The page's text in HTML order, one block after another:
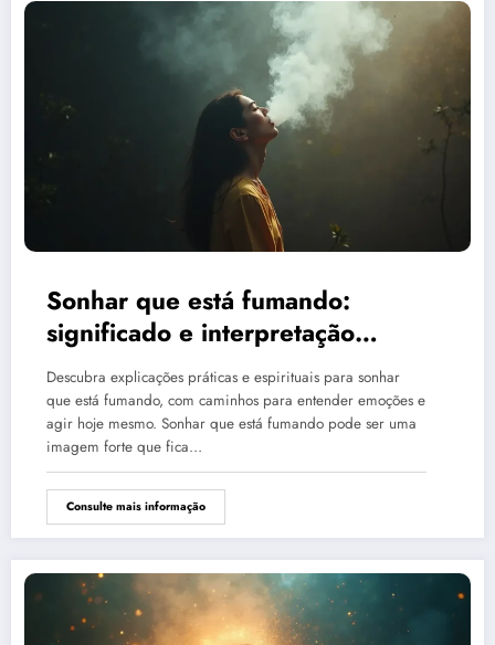
Sonhar que está fumando:
significado e interpretação
espiritual
Descubra explicações práticas e espirituais para sonhar
que está fumando, com caminhos para entender emoções e
agir hoje mesmo. Sonhar que está fumando pode ser uma
imagem forte que fica…
Consulte mais informação